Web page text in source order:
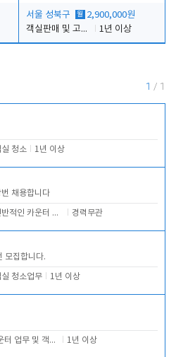
서울 성북구 월 2,900,000원
객실판매 및 고객응대
1년 이상
1 / 1
실 청소 1년 이상
채용합니다
전반적인 카운터 업무 경력무관
모집합니다.
실 청소업무 1년 이상
카운터 업무 및 객실관리(청소상태 확인, 객실판매) 1년 이상